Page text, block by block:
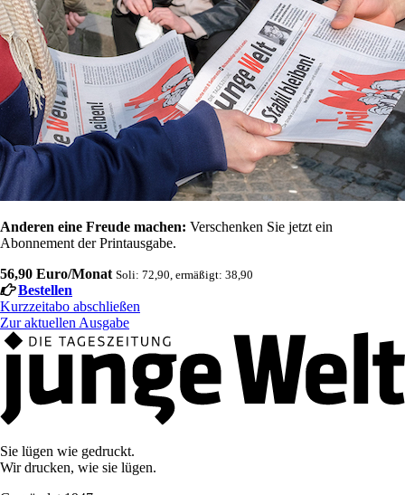
Anderen eine Freude machen: Verschenken Sie jetzt ein
Abonnement der Printausgabe.
56,90 Euro/Monat Soli: 72,90, ermäßigt: 38,90
Bestellen
Kurzzeitabo abschließen
Zur aktuellen Ausgabe
Sie lügen wie gedruckt.
Wir drucken, wie sie lügen.